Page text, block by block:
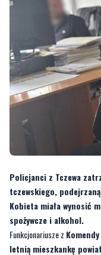
Policjanci z Tczewa
tczewskiego,
spożywcze i alkohol.
Funkcjonariusze z
letnią mieszkankę
sierpniamiała dopuścić się
Według ustaleń policji
sposób i z zamiarem